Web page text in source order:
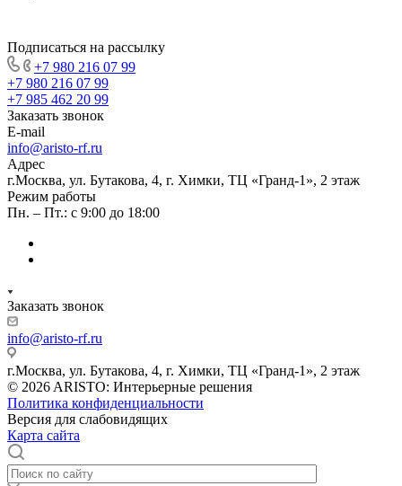
Подписаться на рассылку
+7 980 216 07 99
+7 980 216 07 99
+7 985 462 20 99
Заказать звонок
E-mail
info@aristo-rf.ru
Адрес
г.Москва, ул. Бутакова, 4, г. Химки, ТЦ «Гранд-1», 2 этаж
Режим работы
Пн. – Пт.: с 9:00 до 18:00
Заказать звонок
info@aristo-rf.ru
г.Москва, ул. Бутакова, 4, г. Химки, ТЦ «Гранд-1», 2 этаж
© 2026 ARISTO: Интерьерные решения
Политика конфиденциальности
Версия для слабовидящих
Карта сайта